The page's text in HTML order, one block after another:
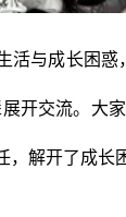
与成长困惑
开交流。大
，解开了成